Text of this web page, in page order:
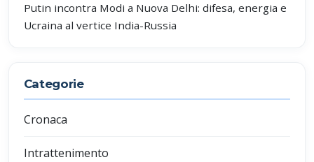
Putin incontra Modi a Nuova Delhi: difesa, energia e
Ucraina al vertice India-Russia
Categorie
Cronaca
Intrattenimento